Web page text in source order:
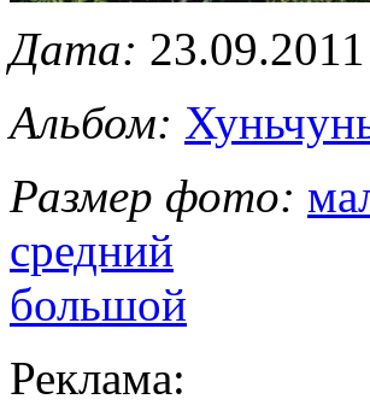
Дата:
Альбом:
Размер фото:
средний
большой
Реклама: